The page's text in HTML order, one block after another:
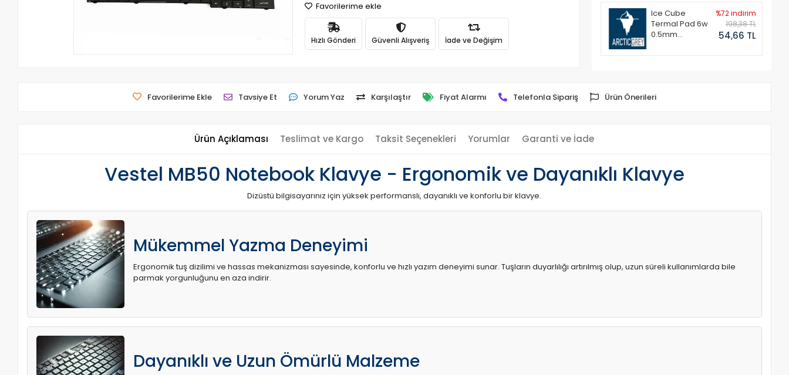
Favorilerime ekle
Hızlı Gönderi Güvenli Alışveriş İade ve Değişim
Ice Cube
Termal Pad 6w
0.5mm
%72 indirim
198,38 TL
54,66 TL
Favorilerime Ekle Tavsiye Et Yorum Yaz Karşılaştır Fiyat Alarmı Telefonla Sipariş Ürün Önerileri
Ürün Açıklaması Teslimat ve Kargo Taksit Seçenekleri Yorumlar Garanti ve İade
Vestel MB50 Notebook Klavye - Ergonomik ve Dayanıklı Klavye
Dizüstü bilgisayarınız için yüksek performanslı, dayanıklı ve konforlu bir klavye.
Mükemmel Yazma Deneyimi
Ergonomik tuş dizilimi ve hassas mekanizması sayesinde, konforlu ve hızlı yazım deneyimi sunar. Tuşların duyarlılığı artırılmış olup, uzun süreli kullanımlarda bile
parmak yorgunluğunu en aza indirir.
Dayanıklı ve Uzun Ömürlü Malzeme